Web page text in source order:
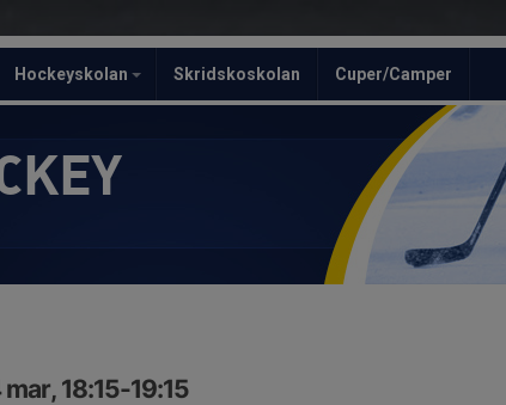
Hockeyskolan Skridskoskolan Cuper/Camper
18:15-19:15